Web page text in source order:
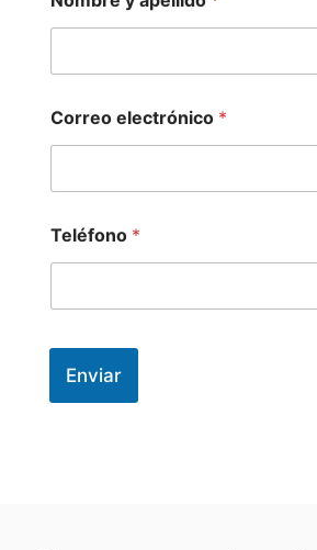
Correo electrónico *
Teléfono *
Enviar